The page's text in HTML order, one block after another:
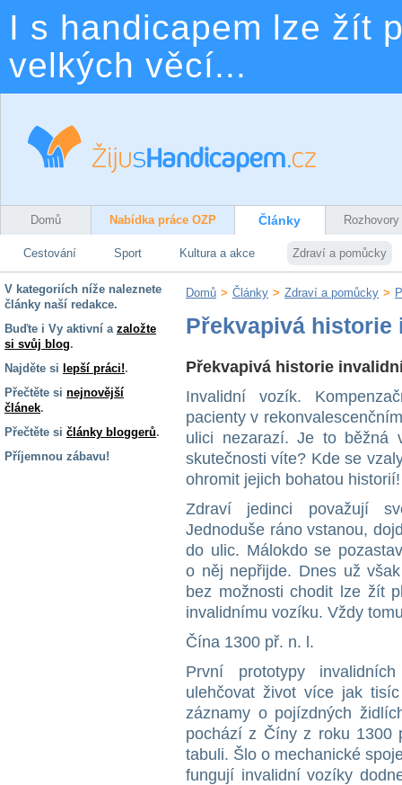
I s handicapem lze žít
velkých věcí...
Domů Nabídka práce OZP Články Rozhovory
Cestování Sport Kultura a akce Zdraví a pomůcky
V kategoriích níže naleznete
články naší redakce.
Buďte i Vy aktivní a založte
si svůj blog.
Najděte si lepší práci!.
Přečtěte si nejnovější
článek.
Přečtěte si články bloggerů.
Příjemnou zábavu!
Domů > Články > Zdraví a pomůcky >
Překvapivá
Překvapivá historie
Invalidní vozík.
pacienty v
ulici nezarazí. Je to
skutečnosti víte? Kde se
ohromit jejich bohatou historií!
Zdraví jedinci považují
Jednoduše ráno vstanou,
do ulic. Málokdo se
o něj nepřijde. Dnes už
bez možnosti chodit lze žít
invalidnímu vozíku. Vždy
Čína 1300 př. n. l.
První prototypy
ulehčovat život více jak
záznamy o pojízdných
pochází z Číny z roku 1300
tabuli. Šlo o mechanické
fungují invalidní vozíky